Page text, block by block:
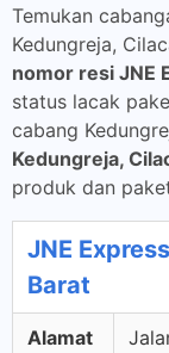
Temukan
Kedungreja,
nomor resi JNE
status lacak
cabang
Kedungreja,
produk dan
JNE
Barat
Alamat